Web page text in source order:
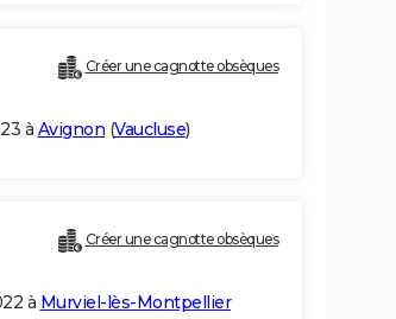
Créer une cagnotte obsèques
à Avignon (Vaucluse)
Créer une cagnotte obsèques
à Murviel-lès-Montpellier